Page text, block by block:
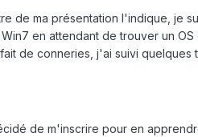
de ma présentation l'indique, je
en attendant de trouver un
de conneries, j'ai suivi
de m'inscrire pour en